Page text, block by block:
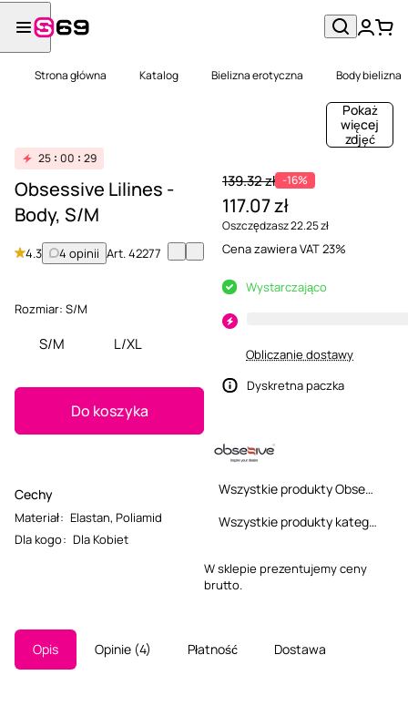
Strona główna Katalog Bielizna erotyczna Body bielizna
Pokaż
więcej
zdjęć
25 00 29
Obsessive Lilines -
Body, S/M
4.3 4 opinii Art.42277
Rozmiar: S/M
S/M L/XL
Do koszyka
Cechy
Materiał: Elastan, Poliamid
Dla kogo: Dla Kobiet
139.32 zł -16%
117.07 zł
Oszczędzasz 22.25 zł
Cena zawiera VAT 23%
Wystarczająco
Obliczanie dostawy
Dyskretna paczka
Wszystkie produkty Obsessive
Wszystkie produkty kategorii
W sklepie prezentujemy ceny
brutto.
Opis Opinie 4 Płatność Dostawa